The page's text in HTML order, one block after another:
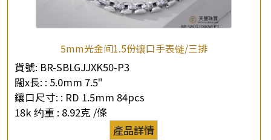
產品查詢
5mm光金间1.5份镶口手表链/三排
貨號: BR-SBLGJJXK50-P3
闊x長: : 5.0mm 7.5"
鑲口尺寸: : RD 1.5mm 84pcs
18k 约重 : 8.92克 /條
產品詳情